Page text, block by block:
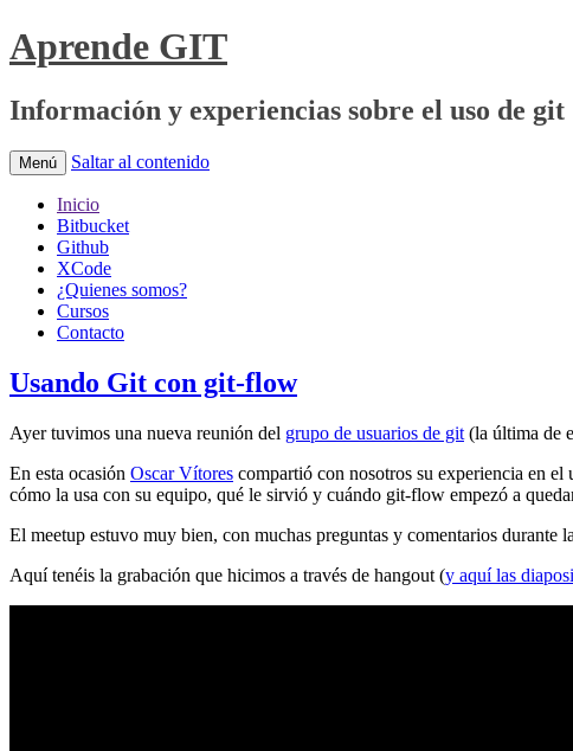
Aprende GIT
Información y experiencias sobre el uso de git
Menú Saltar al contenido
Inicio
Bitbucket
Github
XCode
¿Quienes somos?
Cursos
Contacto
Usando Git con git-flow
Ayer tuvimos una nueva reunión del grupo de usuarios de git (la última de
En esta ocasión Oscar Vítores compartió con nosotros su experiencia en
cómo la usa con su equipo, qué le sirvió y cuándo git-flow empezó a
El meetup estuvo muy bien, con muchas preguntas y comentarios
Aquí tenéis la grabación que hicimos a través de hangout (y aquí las